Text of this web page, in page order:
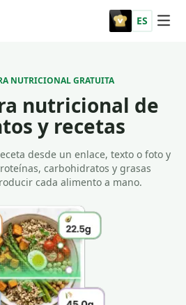
ES
NUTRICIONAL GRATUITA
nutricional de
y recetas
desde un enlace, texto o foto y
carbohidratos y grasas
cada alimento a mano.